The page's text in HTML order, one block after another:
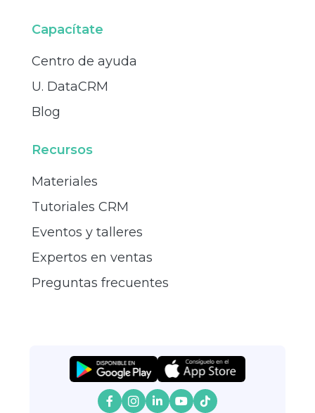
Capacítate
Centro de ayuda
U. DataCRM
Blog
Recursos
Materiales
Tutoriales CRM
Eventos y talleres
Expertos en ventas
Preguntas frecuentes